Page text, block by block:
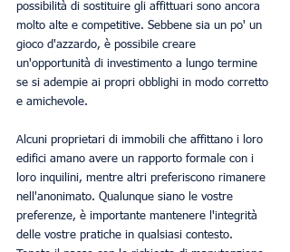
possibilità di sostituire gli affittuari sono ancora
molto alte e competitive. Sebbene sia un po' un
gioco d'azzardo, è possibile creare
un'opportunità di investimento a lungo termine
se si adempie ai propri obblighi in modo corretto
e amichevole.
Alcuni proprietari di immobili che affittano i loro
edifici amano avere un rapporto formale con i
loro inquilini, mentre altri preferiscono rimanere
nell'anonimato. Qualunque siano le vostre
preferenze, è importante mantenere l'integrità
delle vostre pratiche in qualsiasi contesto.